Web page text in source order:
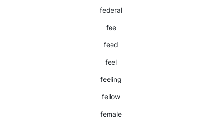
federal
fee
feed
feel
feeling
fellow
female